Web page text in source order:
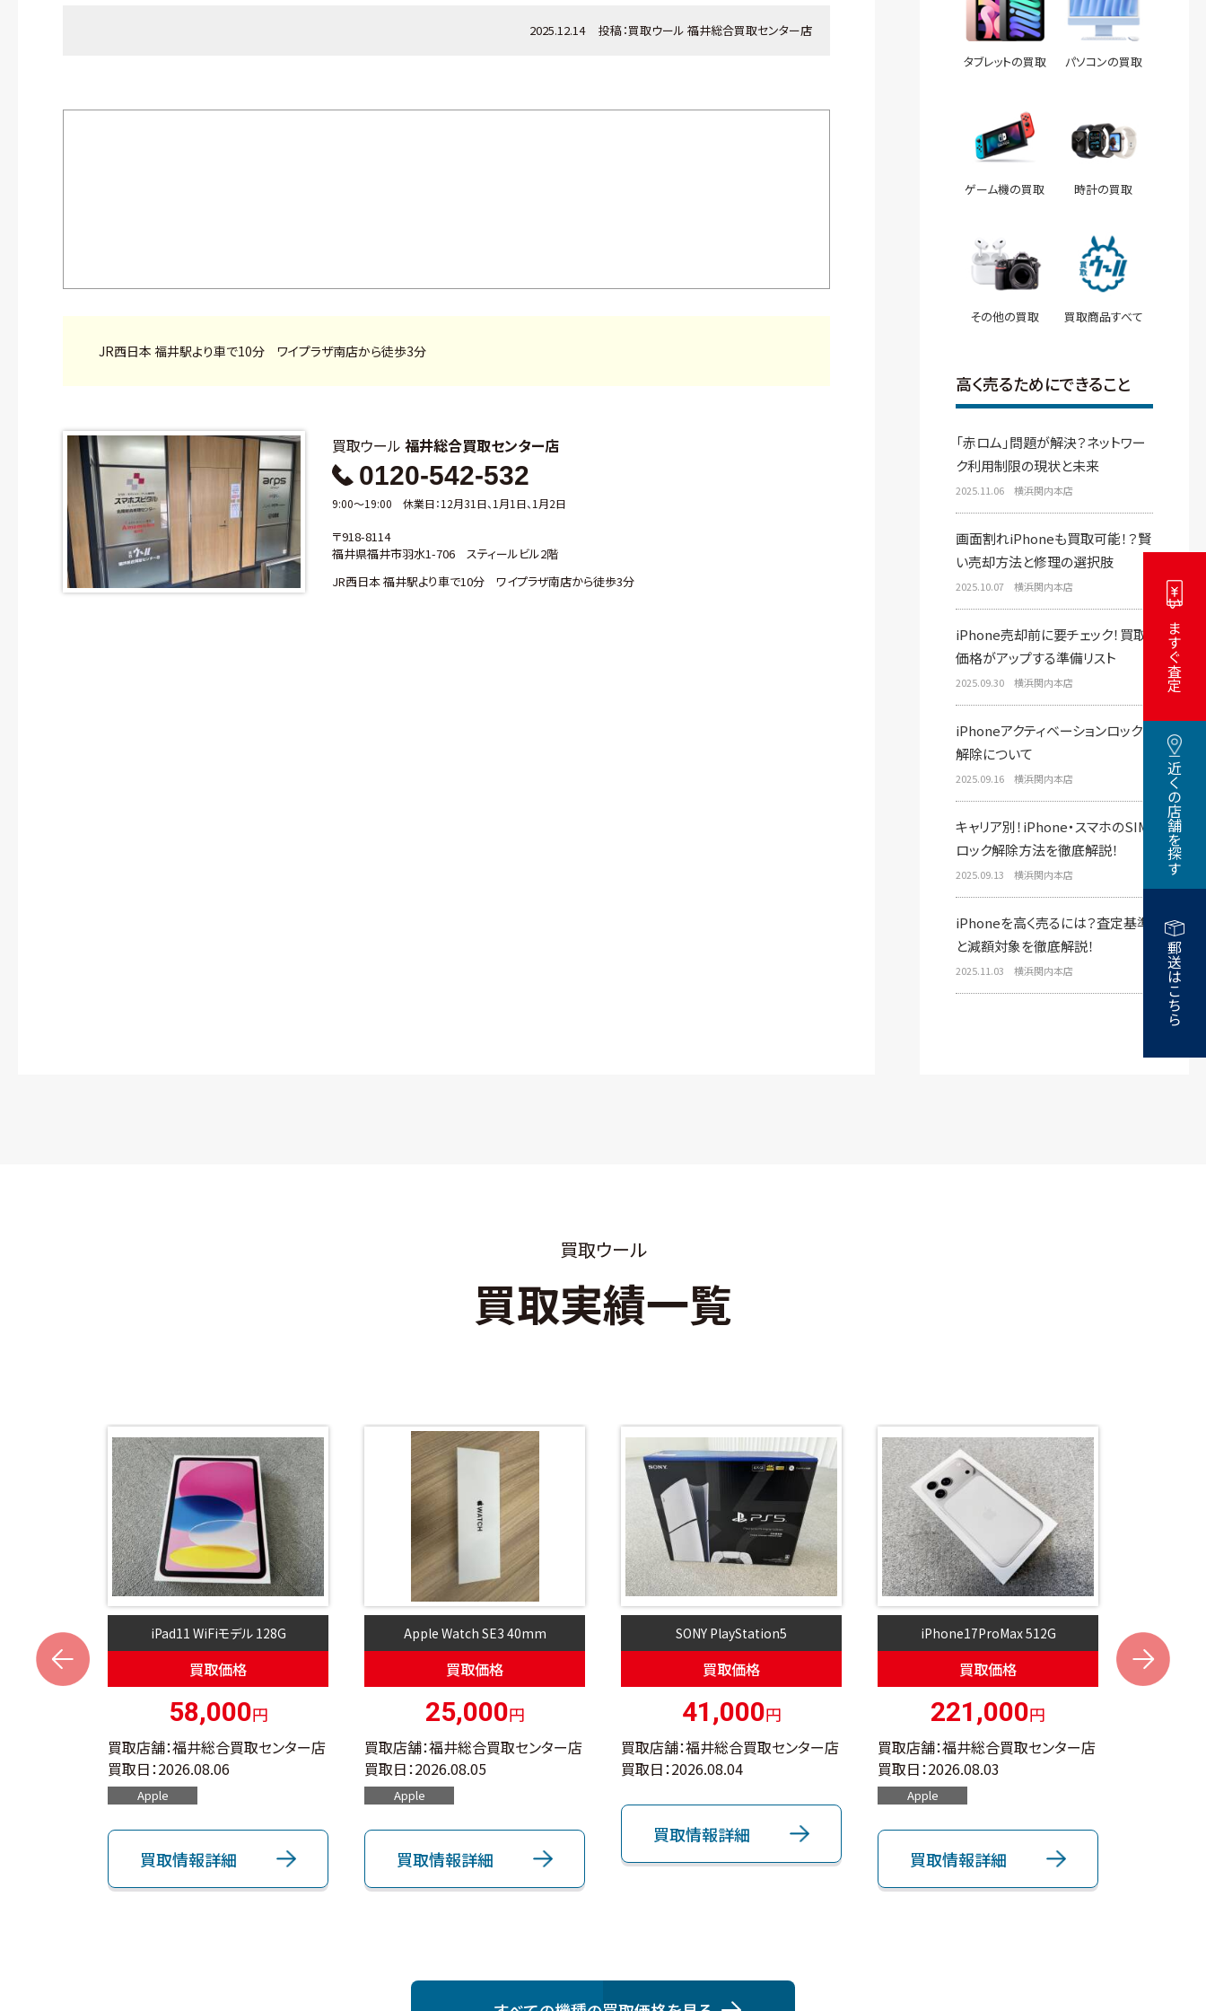
いますぐ査定
近くの店舗を探す
郵送はこちら
2025.12.14 投稿：買取ウール 福井総合買取センター店
JR西日本 福井駅より車で10分 ワイプラザ南店から徒歩3分
買取ウール 福井総合買取センター店
0120-542-532
9:00～19:00 休業日：12月31日、1月1日、1月2日
〒918-8114
福井県福井市羽水1-706 スティールビル2階
JR西日本 福井駅より車で10分 ワイプラザ南店から徒歩3分
タブレットの買取 パソコンの買取
ゲーム機の買取 時計の買取
その他の買取 買取商品すべて
高く売るためにできること
「赤ロム」問題が解決？ネットワー
ク利用制限の現状と未来
2025.11.06 横浜関内本店
画面割れiPhoneも買取可能！？賢
い売却方法と修理の選択肢
2025.10.07 横浜関内本店
iPhone売却前に要チェック！買取
価格がアップする準備リスト
2025.09.30 横浜関内本店
iPhoneアクティベーションロック
解除について
2025.09.16 横浜関内本店
キャリア別！iPhone・スマホのSIM
ロック解除方法を徹底解説！
2025.09.13 横浜関内本店
iPhoneを高く売るには？査定基準
と減額対象を徹底解説！
2025.11.03 横浜関内本店
買取ウール
買取実績一覧
iPad11 WiFiモデル 128G
買取価格
58,000円
買取店舗：福井総合買取センター店
買取日：2026.08.06
Apple
買取情報詳細
Apple Watch SE3 40mm
買取価格
25,000円
買取店舗：福井総合買取センター店
買取日：2026.08.05
Apple
買取情報詳細
SONY PlayStation5
買取価格
41,000円
買取店舗：福井総合買取センター店
買取日：2026.08.04
買取情報詳細
iPhone17ProMax 512G
買取価格
221,000円
買取店舗：福井総合買取センター店
買取日：2026.08.03
Apple
買取情報詳細